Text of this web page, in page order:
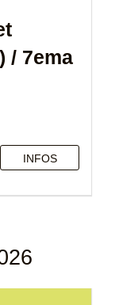
/ 7ema
INFOS